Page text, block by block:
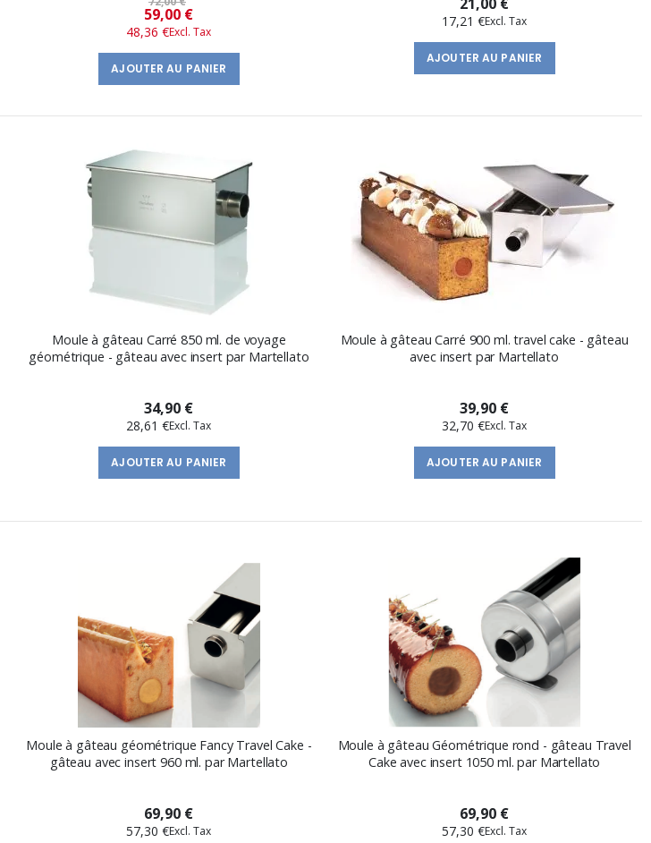
Prix
​​
spécial
59,00 €
48,36 €
AJOUTER AU PANIER
17,21 €
AJOUTER AU PANIER
Moule à gâteau Carré 850 ml. de voyage
géométrique - gâteau avec insert par Martellato
34,90 €
28,61 €
AJOUTER AU PANIER
Moule à gâteau Carré 900 ml. travel cake - gâteau
avec insert par Martellato
39,90 €
32,70 €
AJOUTER AU PANIER
Moule à gâteau géométrique Fancy Travel Cake -
gâteau avec insert 960 ml. par Martellato
69,90 €
57,30 €
Moule à gâteau Géométrique rond - gâteau Travel
Cake avec insert 1050 ml. par Martellato
69,90 €
57,30 €